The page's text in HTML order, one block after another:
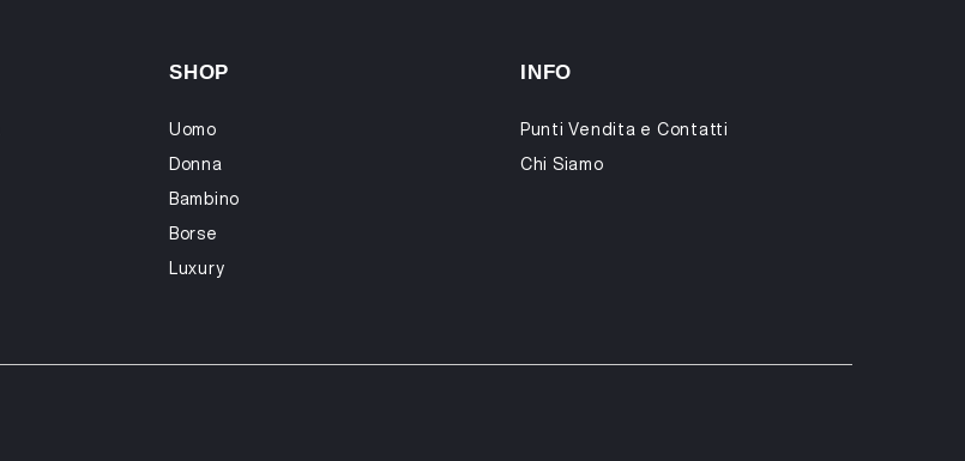
SHOP
Uomo
Donna
Bambino
Borse
Luxury
INFO
Punti Vendita e Contatti
Chi Siamo